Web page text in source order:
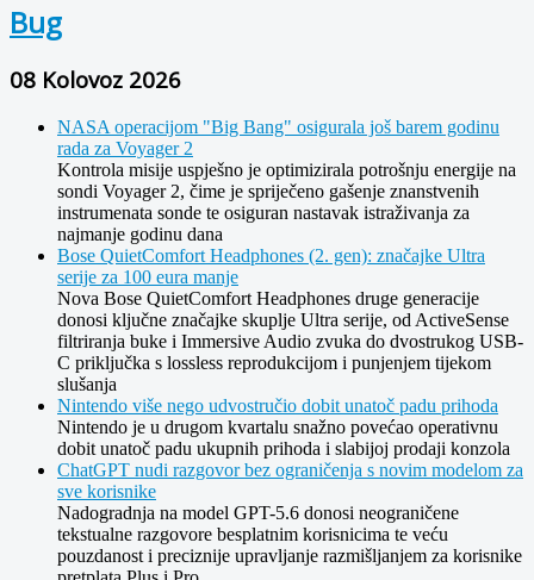
Bug
08 Kolovoz 2026
NASA operacijom "Big Bang" osigurala još barem godinu
rada za Voyager 2
Kontrola misije uspješno je optimizirala potrošnju energije na
sondi Voyager 2, čime je spriječeno gašenje znanstvenih
instrumenata sonde te osiguran nastavak istraživanja za
najmanje godinu dana
Bose QuietComfort Headphones (2. gen): značajke Ultra
serije za 100 eura manje
Nova Bose QuietComfort Headphones druge generacije
donosi ključne značajke skuplje Ultra serije, od ActiveSense
filtriranja buke i Immersive Audio zvuka do dvostrukog USB-
C priključka s lossless reprodukcijom i punjenjem tijekom
slušanja
Nintendo više nego udvostručio dobit unatoč padu prihoda
Nintendo je u drugom kvartalu snažno povećao operativnu
dobit unatoč padu ukupnih prihoda i slabijoj prodaji konzola
ChatGPT nudi razgovor bez ograničenja s novim modelom za
sve korisnike
Nadogradnja na model GPT-5.6 donosi neograničene
tekstualne razgovore besplatnim korisnicima te veću
pouzdanost i preciznije upravljanje razmišljanjem za korisnike